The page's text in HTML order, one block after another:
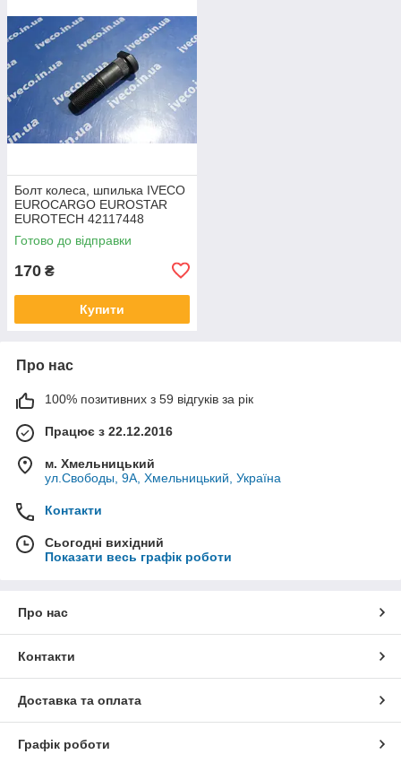
Болт колеса, шпилька IVECO
EUROCARGO EUROSTAR
EUROTECH 42117448
42064821 42116737
42117447
Готово до відправки
170 ₴
Купити
Про нас
100% позитивних з 59 відгуків за рік
Працює з 22.12.2016
м. Хмельницький
ул.Свободы, 9А, Хмельницький, Україна
Контакти
Сьогодні вихідний
Показати весь графік роботи
Про нас
Контакти
Доставка та оплата
Графік роботи